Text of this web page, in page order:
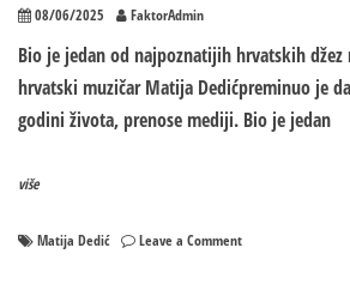
08/06/2025 FaktorAdmin
Bio je jedan od najpoznatijih hrvatskih džez
hrvatski muzičar Matija Dedićpreminuo je
godini života, prenose mediji. Bio je jedan
više
Matija Dedić Leave a Commenton